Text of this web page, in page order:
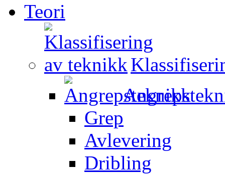
Teori
Grep
Avlevering
Dribling